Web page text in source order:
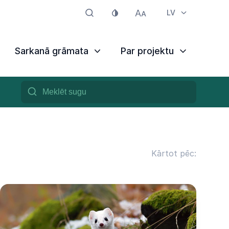
LV
Sarkanā grāmata Par projektu
Kārtot pēc: